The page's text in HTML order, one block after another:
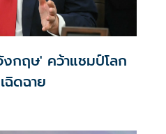
กฤษ' คว้าแชมป์โลก
ฉิดฉาย